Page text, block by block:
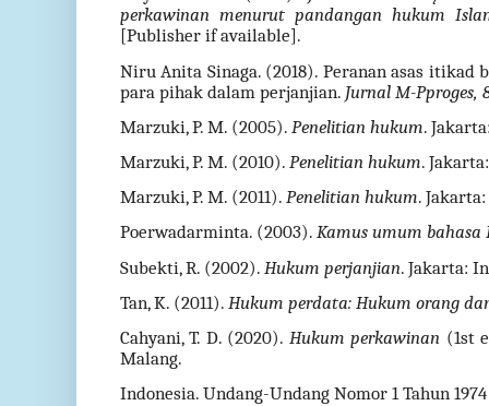
perkawinan menurut pandangan hukum
[Publisher if available].
Niru Anita Sinaga. (2018). Peranan asas
para pihak dalam perjanjian. Jurnal M-Pproges,
Marzuki, P. M. (2005). Penelitian hukum.
Marzuki, P. M. (2010). Penelitian hukum.
Marzuki, P. M. (2011). Penelitian hukum.
Poerwadarminta. (2003). Kamus umum bahasa
Subekti, R. (2002). Hukum perjanjian. Jakarta:
Tan, K. (2011). Hukum perdata: Hukum orang
Cahyani, T. D. (2020). Hukum perkawinan (1st
Malang.
Indonesia. Undang-Undang Nomor 1 Tahun